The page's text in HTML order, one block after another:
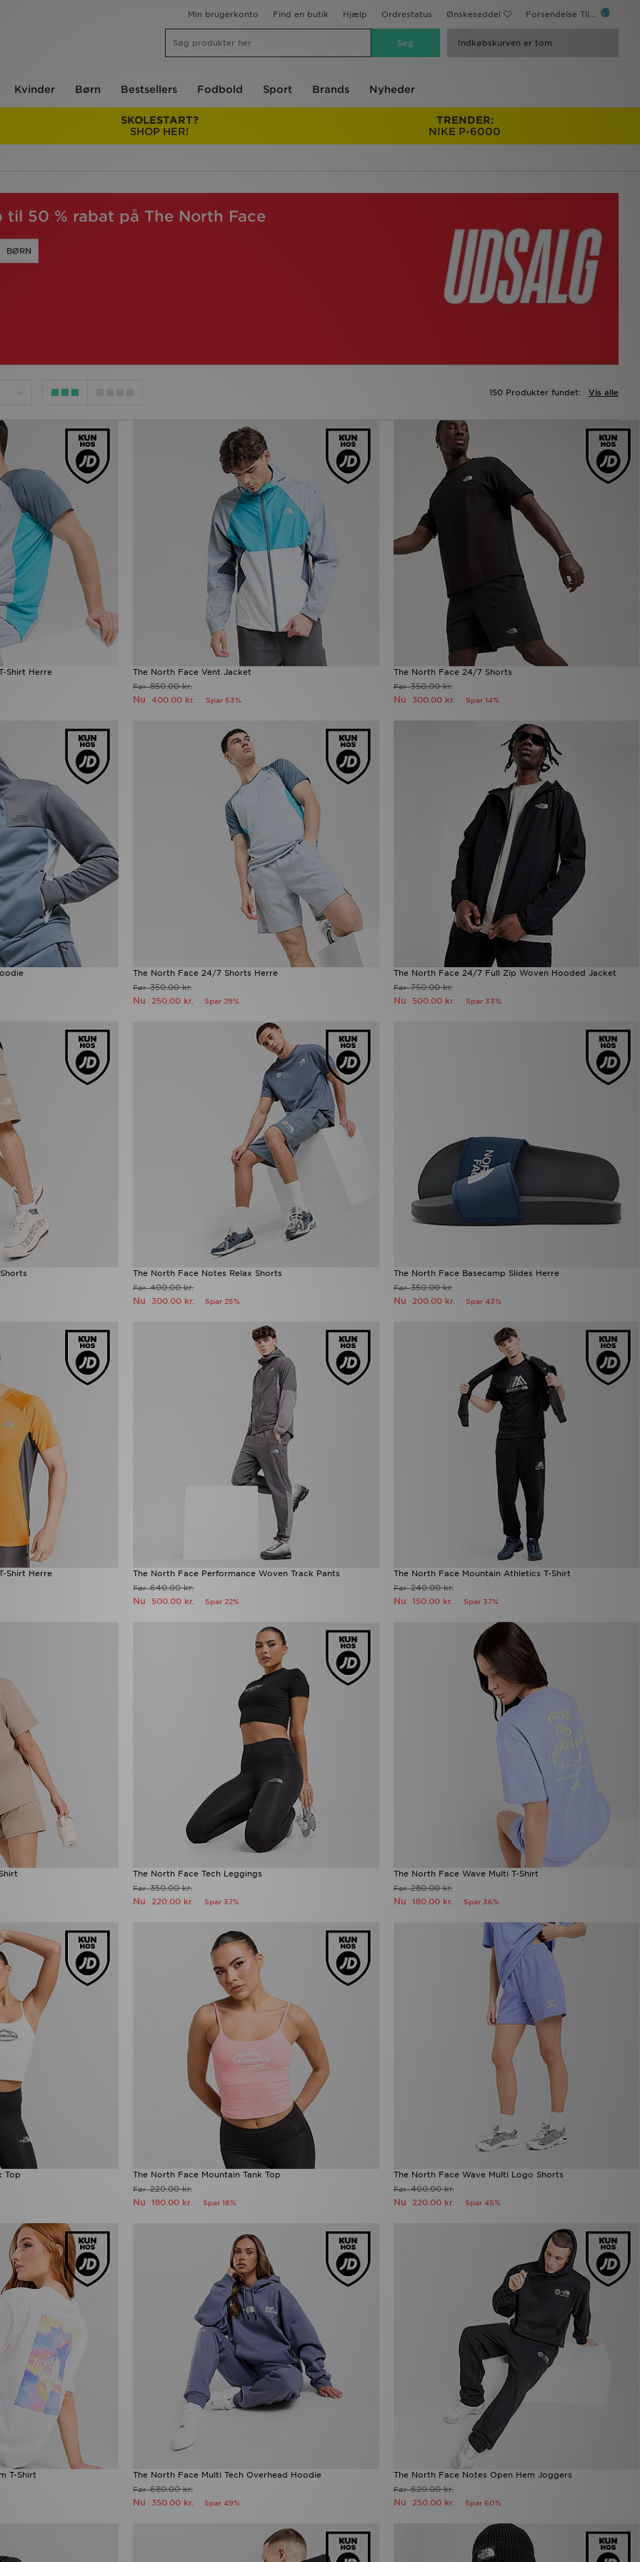
Min brugerkonto Find en butik Hjælp Ordrestatus Ønskeseddel Forsendelse Til...
Indkøbskurven er tom
Kvinder Børn Bestsellers Fodbold Sport Brands Nyheder
SKOLESTART?
SHOP HER!
TRENDER:
NIKE P-6000
til 50 % rabat på The North Face
BØRN
Vis alle
150 Produkter fundet:
Shirt Herre The North Face Vent Jacket
Før850.00 kr.
Nu400.00 kr. Spar 53%
The North Face 24/7 Shorts
Før350.00 kr.
Nu 300.00 kr. Spar 14%
The North Face 24/7 Shorts Herre
Før350.00 kr.
Nu 250.00 kr. Spar 29%
The North Face 24/7 Full Zip Woven Hooded Jacket
Før750.00 kr.
Nu 500.00 kr. Spar 33%
The North Face Notes Relax Shorts
Før400.00 kr.
Nu 300.00 kr. Spar 25%
The North Face Basecamp Slides Herre
Før350.00 kr.
Nu 200.00 kr. Spar 43%
Shirt Herre The North Face Performance Woven Track Pants
Før640.00 kr.
Nu 500.00 kr. Spar 22%
The North Face Mountain Athletics T-Shirt
Før240.00 kr.
Nu 150.00 kr. Spar 37%
The North Face Tech Leggings
Før350.00 kr.
Nu220.00 kr. Spar 37%
The North Face Wave Multi T-Shirt
Før280.00 kr.
Nu 180.00 kr. Spar 36%
Top The North Face Mountain Tank Top
Før220.00 kr.
Nu180.00 kr. Spar 18%
The North Face Wave Multi Logo Shorts
Før400.00 kr.
Nu 220.00 kr. Spar 45%
T-Shirt The North Face Multi Tech Overhead Hoodie
Før680.00 kr.
Nu 350.00 kr. Spar 49%
The North Face Notes Open Hem Joggers
Før620.00 kr.
Nu 250.00 kr. Spar 60%